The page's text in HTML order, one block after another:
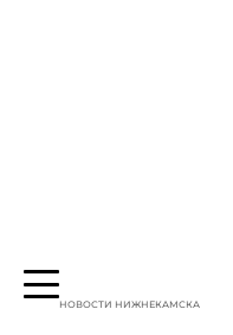
НОВОСТИ НИЖНЕКАМСКА